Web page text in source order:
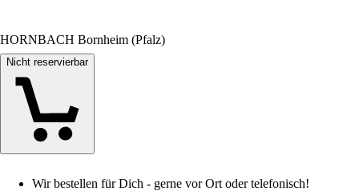
HORNBACH Bornheim (Pfalz)
Nicht reservierbar
Wir bestellen für Dich - gerne vor Ort oder telefonisch!